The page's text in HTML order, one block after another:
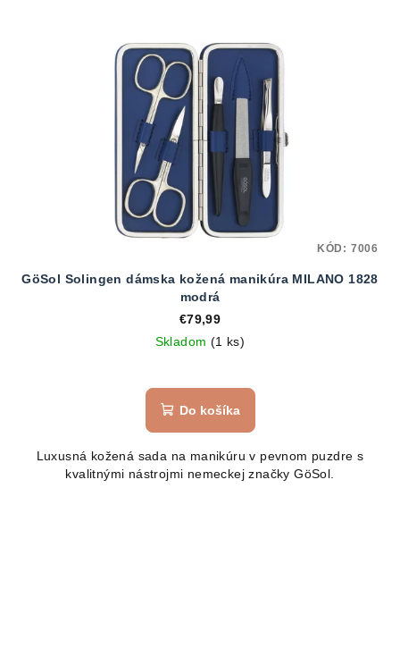
GöSol Solingen dámska kožená manikúra MILANO 1828
modrá
€79,99
Skladom (1 ks)
Do košíka
Luxusná kožená sada na manikúru v pevnom puzdre s
kvalitnými nástrojmi nemeckej značky GöSol.
KÓD: 7006